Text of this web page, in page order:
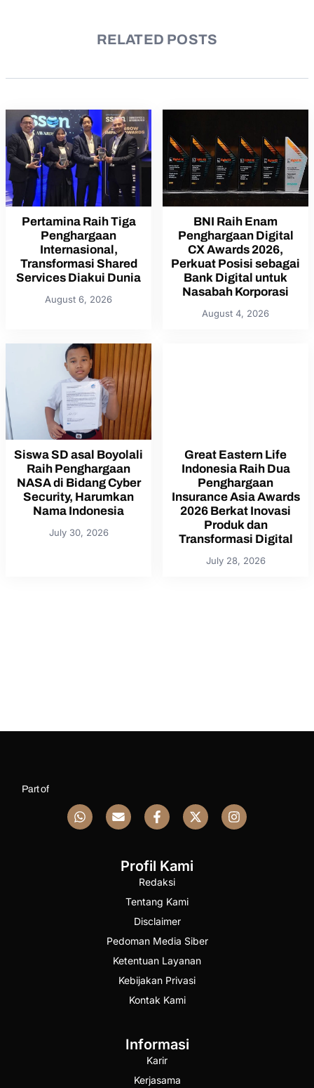
RELATED POSTS
Pertamina Raih Tiga
Penghargaan
Internasional,
Transformasi Shared
Services Diakui Dunia
August 6, 2026
BNI Raih Enam
Penghargaan Digital
CX Awards 2026,
Perkuat Posisi sebagai
Bank Digital untuk
Nasabah Korporasi
August 4, 2026
Siswa SD asal Boyolali
Raih Penghargaan
NASA di Bidang Cyber
Security, Harumkan
Nama Indonesia
July 30, 2026
Great Eastern Life
Indonesia Raih Dua
Penghargaan
Insurance Asia Awards
2026 Berkat Inovasi
Produk dan
Transformasi Digital
July 28, 2026
Part of
Profil Kami
Redaksi
Tentang Kami
Disclaimer
Pedoman Media Siber
Ketentuan Layanan
Kebijakan Privasi
Kontak Kami
Informasi
Karir
Kerjasama